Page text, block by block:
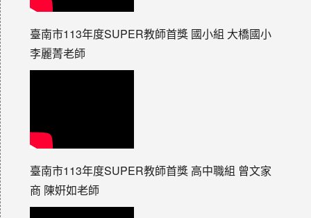
臺南市113年度SUPER教師首獎 國小組 大橋國小
李麗菁老師
臺南市113年度SUPER教師首獎 高中職組 曾文家
商 陳姸如老師